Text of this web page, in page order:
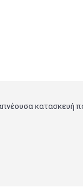
κατασκευή